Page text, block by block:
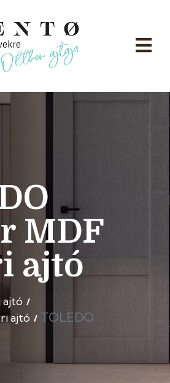
MDF
ajtó
ajtó
TOLEDO